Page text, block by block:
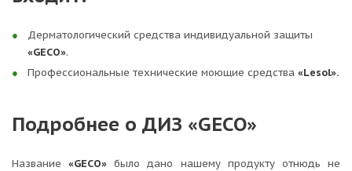
Дерматологический средства индивидуальной защиты
«GEСO».
Профессиональные технические моющие средства «Lesol».
Подробнее о ДИЗ «GEСO»
Название«GECO» было дано нашему продукту отнюдь не